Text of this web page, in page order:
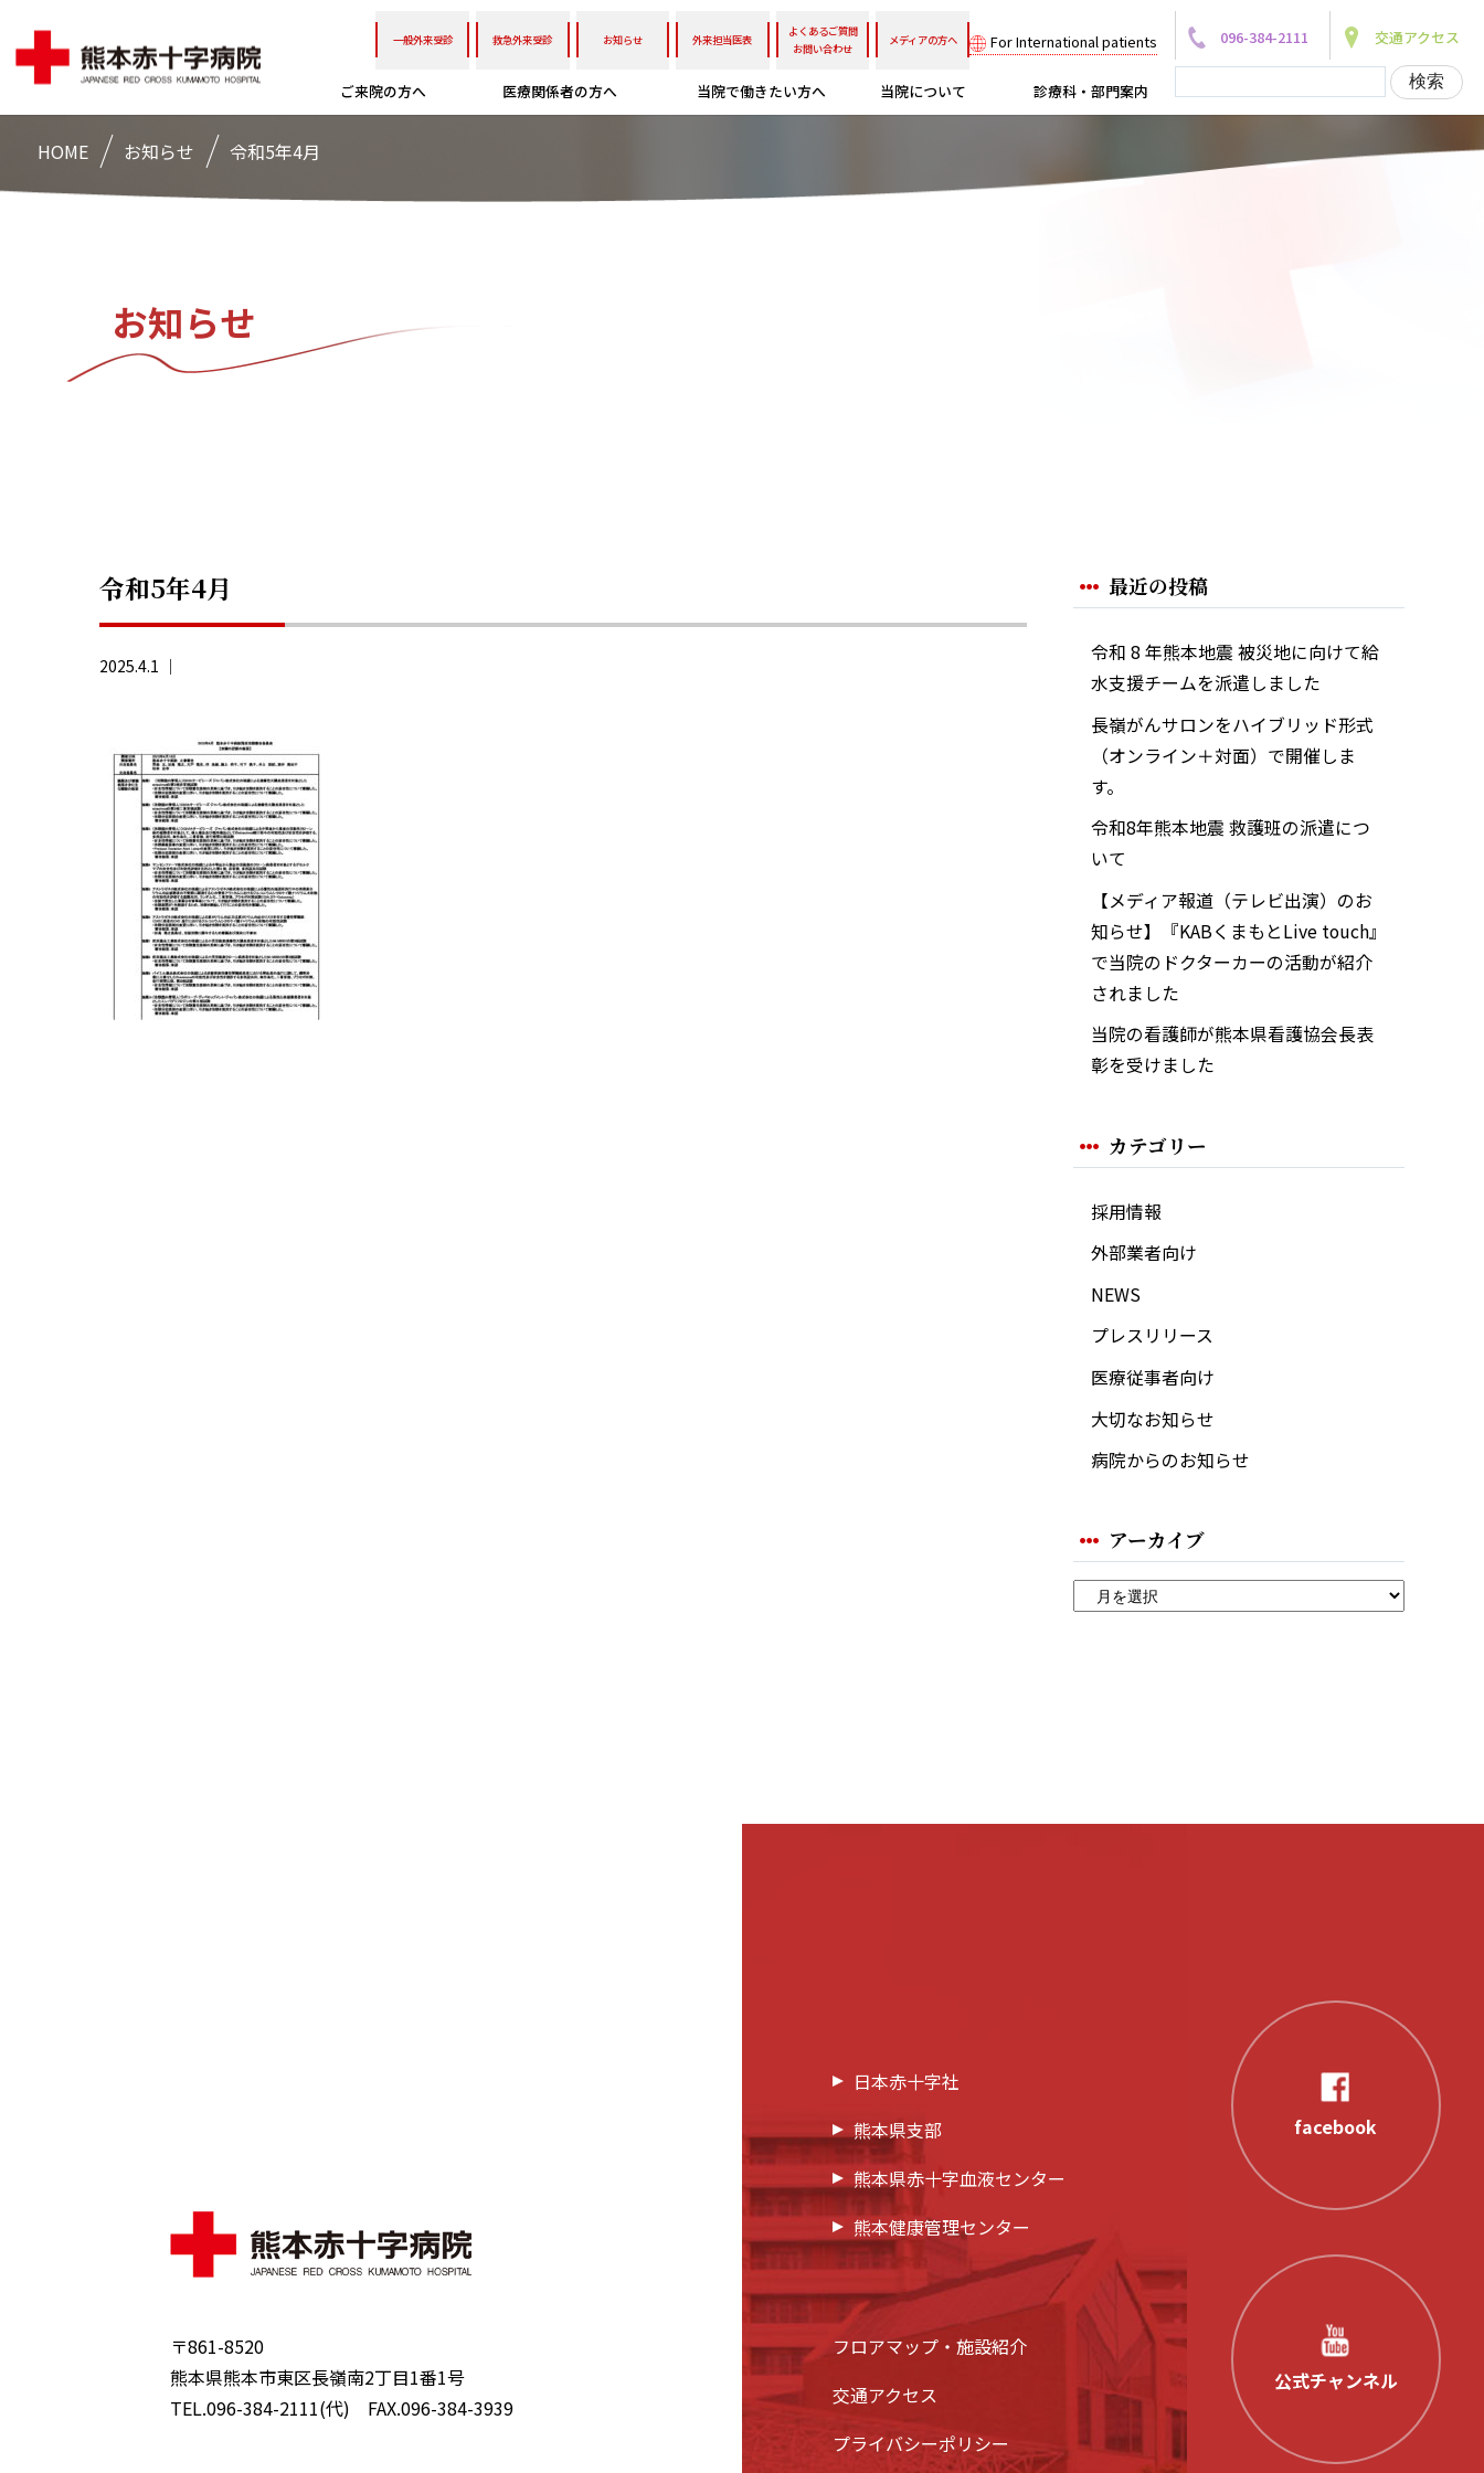
一般外来受診 救急外来受診 お知らせ 外来担当医表
よくあるご質問
お問い合わせ
メディアの方へ For International patients
ご来院の方へ 医療関係者の方へ 当院で働きたい方へ 当院について 診療科・部門案内
096-384-2111 交通アクセス
HOME お知らせ 令和5年4月
お知らせ
令和5年4月
2025.4.1 ｜
最近の投稿
令和 8 年熊本地震 被災地に向けて給
水支援チームを派遣しました
長嶺がんサロンをハイブリッド形式
（オンライン＋対面）で開催しま
す。
令和8年熊本地震 救護班の派遣につ
いて
【メディア報道（テレビ出演）のお
知らせ】『KABくまもとLive touch』
で当院のドクターカーの活動が紹介
されました
当院の看護師が熊本県看護協会長表
彰を受けました
カテゴリー
採用情報
外部業者向け
NEWS
プレスリリース
医療従事者向け
大切なお知らせ
病院からのお知らせ
アーカイブ
〒861-8520
熊本県熊本市東区長嶺南2丁目1番1号
TEL.096-384-2111(代) FAX.096-384-3939
日本赤十字社
熊本県支部
熊本県赤十字血液センター
熊本健康管理センター
フロアマップ・施設紹介
交通アクセス
プライバシーポリシー
facebook
公式チャンネル